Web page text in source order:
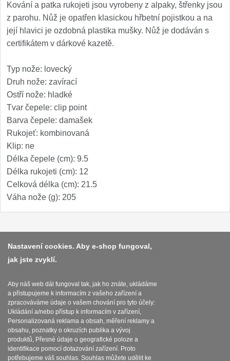
Turistické 7
Speciální 4
Nože s pevnou čepelí
Taktické 8
Outdoorové 9
Speciální nože
Vrhací nože 12
Záchranářské 4
Ostřiče nožů 8
Doplňky a díly 4
Nože SEBURO
Sady nožů SEBURO 6
Kování a patka rukojeti jsou vyrobeny z alpaky, štřenky jsou
z parohu. Nůž je opatřen klasickou hřbetní pojistkou a na
její hlavici je ozdobná plastika mušky. Nůž je dodáván s
certifikátem v dárkové kazetě.
Typ nože: lovecký
Druh nože: zavírací
Ostří nože: hladké
Tvar čepele: clip point
Barva čepele: damašek
Rukojeť: kombinovaná
Klip: ne
Délka čepele (cm): 9.5
Délka rukojeti (cm): 12
Celková délka (cm): 21.5
Váha nože (g): 205
Platba a dodávka
Obchodní podmínky
Zasady zpracovani osobnich udaju
Reklamační řád
O nožích
Nastavení cookies. Aby e-shop fungoval,
jak jste zvyklí.
Aby náš web dál fungoval tak, jak ho znáte, ukládáme
a přistupujeme k informacím z vašeho zařízení a
zpracováváme údaje o vašem chování pro tyto účely:
Ukládání a/nebo přístup k informacím v zařízení,
Personalizovaná reklama a obsah, měření reklamy a
obsahu, poznatky o okruzích publika a vývoj
produktů, Přesné údaje o geografické poloze a
identifikace pomocí dotazování zařízení. Proto
potřebujeme váš souhlas. Souhlas můžete udělit ke